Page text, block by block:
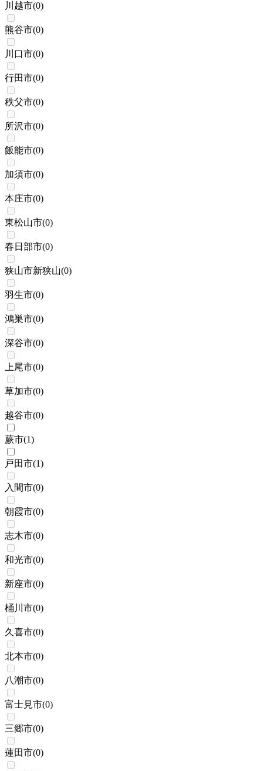
川越市(0)
熊谷市(0)
川口市(0)
行田市(0)
秩父市(0)
所沢市(0)
飯能市(0)
加須市(0)
本庄市(0)
東松山市(0)
春日部市(0)
狭山市新狭山(0)
羽生市(0)
鴻巣市(0)
深谷市(0)
上尾市(0)
草加市(0)
越谷市(0)
蕨市(1)
戸田市(1)
入間市(0)
朝霞市(0)
志木市(0)
和光市(0)
新座市(0)
桶川市(0)
久喜市(0)
北本市(0)
八潮市(0)
富士見市(0)
三郷市(0)
蓮田市(0)